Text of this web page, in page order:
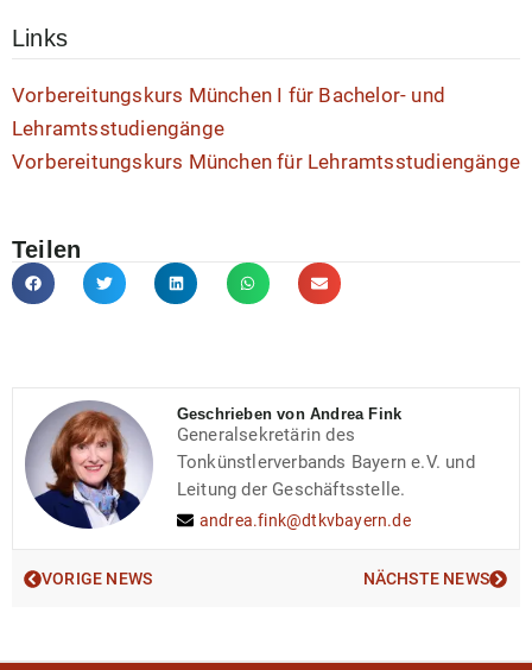
Links
Vorbereitungskurs München I für Bachelor- und
Lehramtsstudiengänge
Vorbereitungskurs München für Lehramtsstudiengänge
Teilen
Geschrieben von Andrea Fink
Generalsekretärin des
Tonkünstlerverbands Bayern e.V. und
Leitung der Geschäftsstelle.
andrea.fink@dtkvbayern.de
VORIGE NEWS NÄCHSTE NEWS